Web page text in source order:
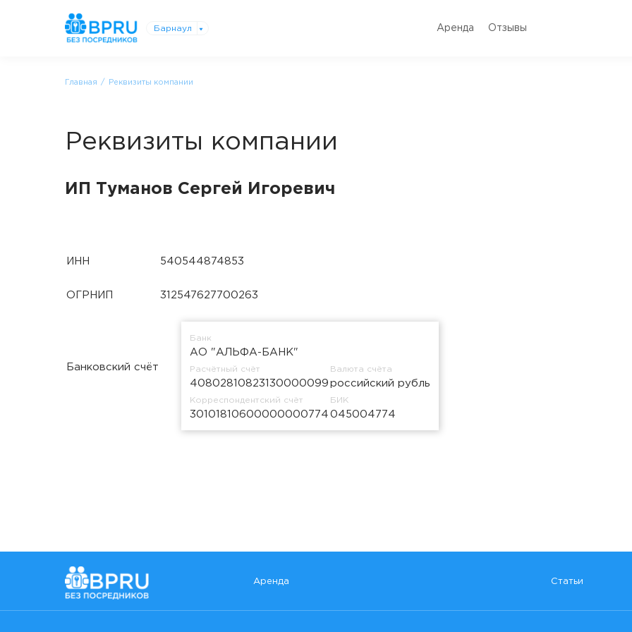
Барнаул Аренда Отзывы
Главная Реквизиты компании
Реквизиты компании
ИП Туманов Сергей Игоревич
ИНН 540544874853
ОГРНИП 312547627700263
Банковский счёт
Банк
АО "АЛЬФА-БАНК"
Расчётный счёт
40802810823130000099
Валюта счёта
российский рубль
Корреспондентский счёт
30101810600000000774
БИК
045004774
Аренда Статьи